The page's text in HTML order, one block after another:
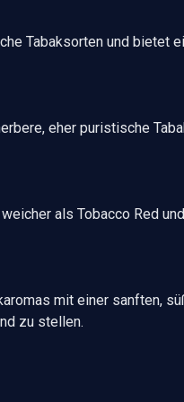
Tabaksorten und bietet
eher puristische
als Tobacco Red
mit einer sanften,
zu stellen.